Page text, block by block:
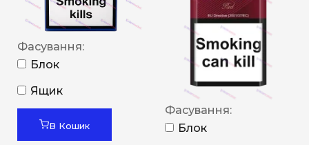
Фасування:
Блок
Ящик
В Кошик
Фасування:
Блок